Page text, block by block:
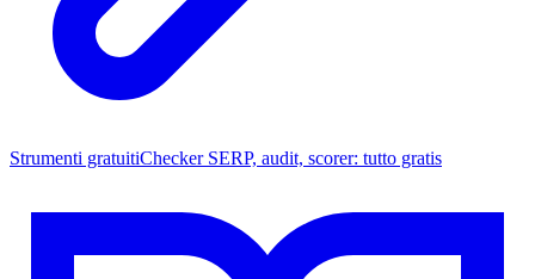
Strumenti gratuitiChecker SERP, audit, scorer: tutto gratis